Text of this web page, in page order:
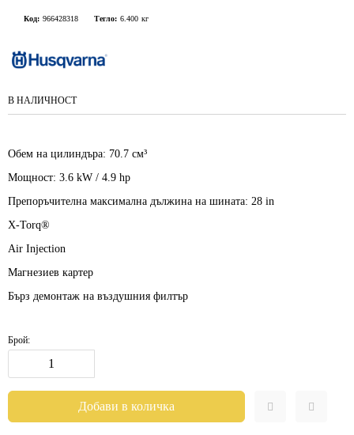
Код: 966428318 Тегло: 6.400 кг
В НАЛИЧНОСТ
Обем на цилиндъра: 70.7 см³
Мощност: 3.6 kW / 4.9 hp
Препоръчителна максимална дължина на шината: 28 in
X-Torq®
Air Injection
Магнезиев картер
Бърз демонтаж на въздушния филтър
Брой: